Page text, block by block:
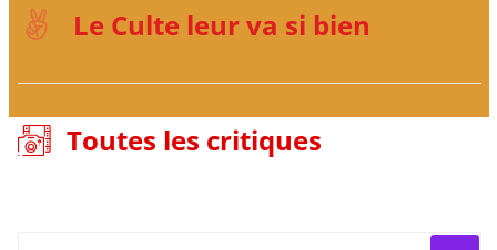
Le Culte leur va si bien
Toutes les critiques